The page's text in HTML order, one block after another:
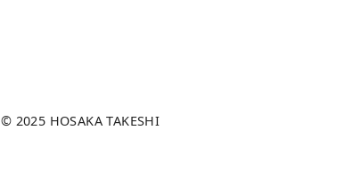
© 2025 HOSAKA TAKESHI